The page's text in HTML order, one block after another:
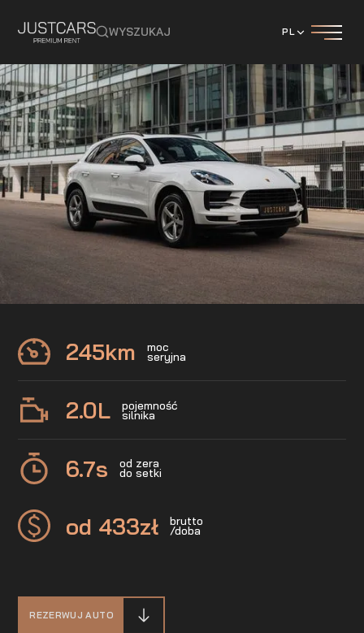
WYSZUKAJ PL
PORSCHE
MACAN
245km moc
seryjna
2.0L pojemność
silnika
6.7s od zera
do setki
od 433zł brutto
/doba
REZERWUJ AUTO